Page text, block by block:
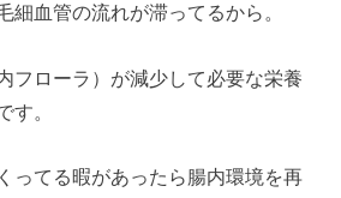
細血管の流れが滞ってるから。
フローラ）が減少して必要な栄養
す。
ってる暇があったら腸内環境を再